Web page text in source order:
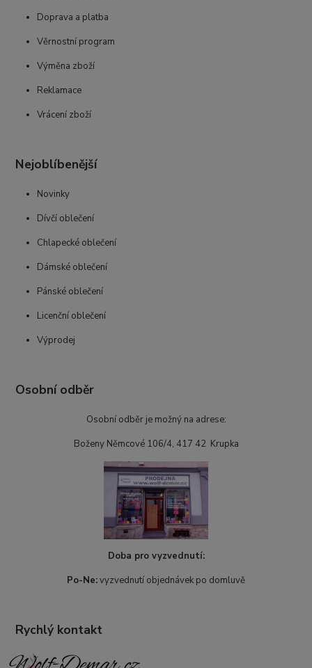
Doprava a platba
Věrnostní program
Výměna zboží
Reklamace
Vrácení zboží
Nejoblíbenější
Novinky
Dívčí oblečení
Chlapecké oblečení
Dámské oblečení
Pánské oblečení
Licenční oblečení
Výprodej
Osobní odběr
Osobní odběr je možný na adrese:
Boženy Němcové 106/4, 417 42 Krupka
Doba pro vyzvednutí:
Po-Ne:vyzvednutí objednávek po domluvě
Rychlý kontakt